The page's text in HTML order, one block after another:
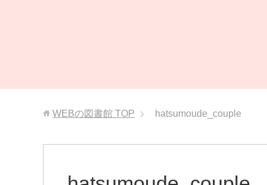
WEBの図書館 TOP hatsumoude_couple